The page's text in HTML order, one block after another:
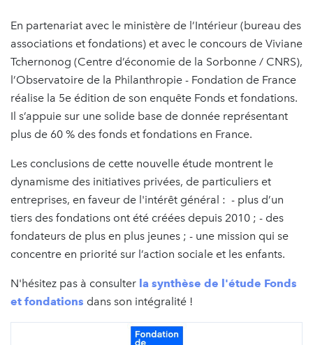
En partenariat avec le ministère de l’Intérieur (bureau des
associations et fondations) et avec le concours de Viviane
Tchernonog (Centre d’économie de la Sorbonne / CNRS),
l’Observatoire de la Philanthropie - Fondation de France
réalise la 5e édition de son enquête Fonds et fondations.
Il s’appuie sur une solide base de donnée représentant
plus de 60 % des fonds et fondations en France.
Les conclusions de cette nouvelle étude montrent le
dynamisme des initiatives privées, de particuliers et
entreprises, en faveur de l'intérêt général : - plus d’un
tiers des fondations ont été créées depuis 2010 ; - des
fondateurs de plus en plus jeunes ; - une mission qui se
concentre en priorité sur l’action sociale et les enfants.
N'hésitez pas à consulter la synthèse de l'étude Fonds
et fondations dans son intégralité !